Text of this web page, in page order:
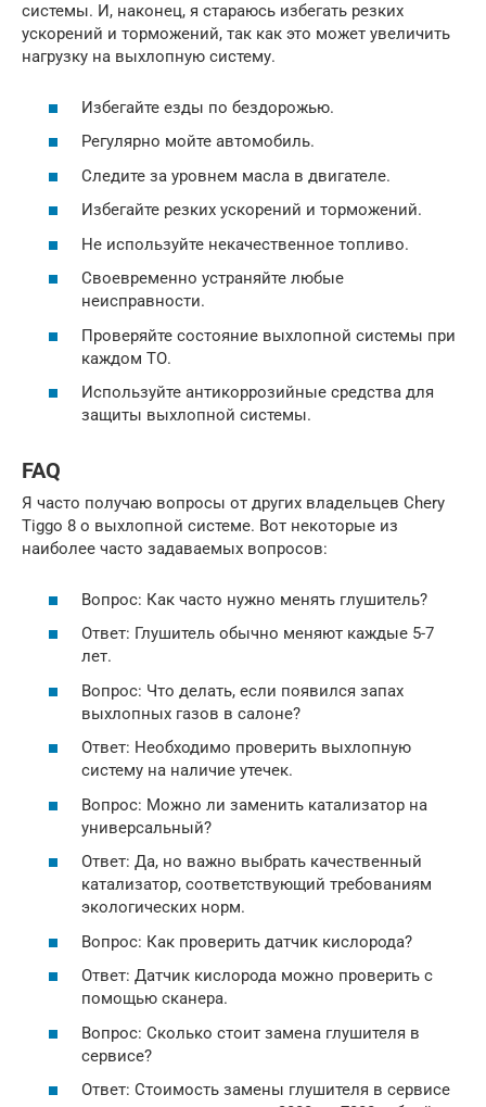
системы. И, наконец, я стараюсь избегать резких
ускорений и торможений, так как это может увеличить
нагрузку на выхлопную систему.
Избегайте езды по бездорожью.
Регулярно мойте автомобиль.
Следите за уровнем масла в двигателе.
Избегайте резких ускорений и торможений.
Не используйте некачественное топливо.
Своевременно устраняйте любые
неисправности.
Проверяйте состояние выхлопной системы при
каждом ТО.
Используйте антикоррозийные средства для
защиты выхлопной системы.
FAQ
Я часто получаю вопросы от других владельцев Chery
Tiggo 8 о выхлопной системе. Вот некоторые из
наиболее часто задаваемых вопросов:
Вопрос: Как часто нужно менять глушитель?
Ответ: Глушитель обычно меняют каждые 5-7
лет.
Вопрос: Что делать, если появился запах
выхлопных газов в салоне?
Ответ: Необходимо проверить выхлопную
систему на наличие утечек.
Вопрос: Можно ли заменить катализатор на
универсальный?
Ответ: Да, но важно выбрать качественный
катализатор, соответствующий требованиям
экологических норм.
Вопрос: Как проверить датчик кислорода?
Ответ: Датчик кислорода можно проверить с
помощью сканера.
Вопрос: Сколько стоит замена глушителя в
сервисе?
Ответ: Стоимость замены глушителя в сервисе